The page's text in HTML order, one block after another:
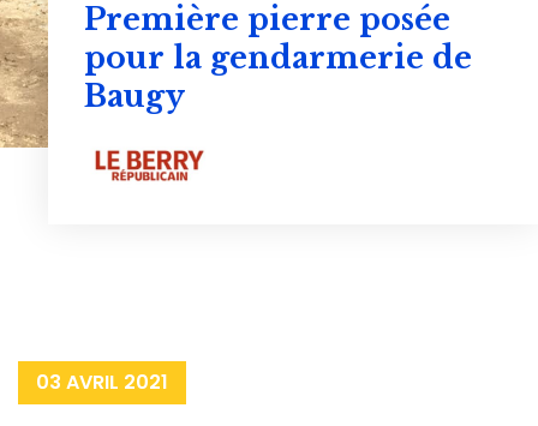
Première pierre posée
pour la gendarmerie de
Baugy
03 AVRIL 2021